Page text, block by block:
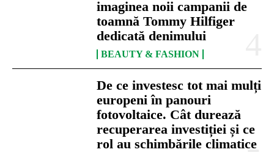
imaginea noii campanii de
toamnă Tommy Hilfiger
dedicată denimului
BEAUTY & FASHION
De ce investesc tot mai mulți
europeni în panouri
fotovoltaice. Cât durează
recuperarea investiției și ce
rol au schimbările climatice